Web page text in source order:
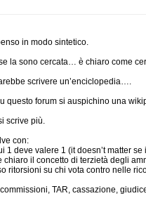
in modo sintetico.
la sono cercata… è chiaro come
scrivere un’enciclopedia….
questo forum si auspichino una
scrive più.
con:
1 deve valere 1 (it doesn’t matter
il concetto di terzietà degli
ritorsioni su chi vota contro nelle
TAR, cassazione,